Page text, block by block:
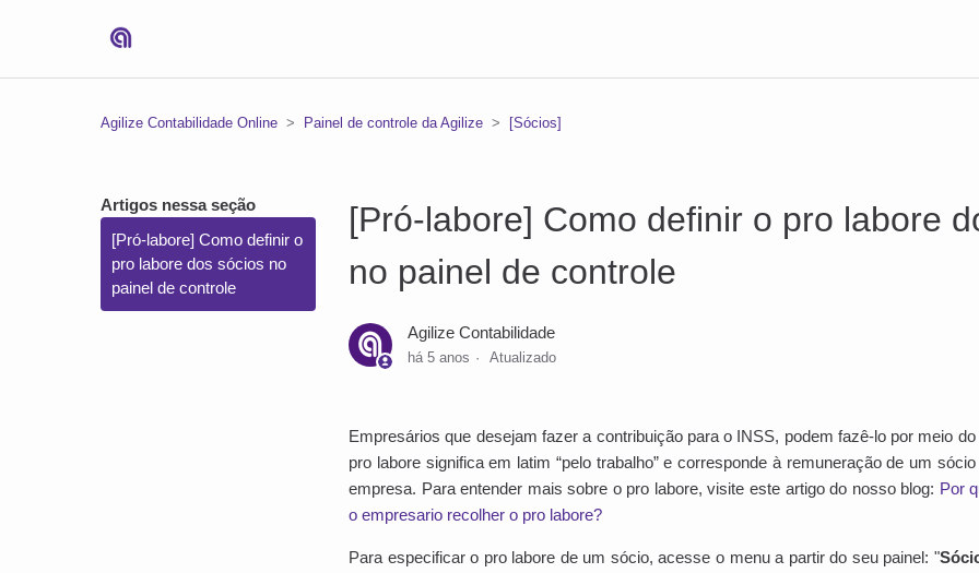
Agilize Contabilidade Online Painel de controle da Agilize [Sócios]
Artigos nessa seção
[Pró-labore] Como definir o
pro labore dos sócios no
painel de controle
[Pró-labore] Como definir o pro labore
no painel de controle
Agilize Contabilidade
há 5 anos Atualizado
Empresários que desejam fazer a contribuição para o INSS, podem fazê-lo por meio
pro labore significa em latim “pelo trabalho” e corresponde à remuneração de um
empresa. Para entender mais sobre o pro labore, visite este artigo do nosso blog: Por
o empresario recolher o pro labore?
Para especificar o pro labore de um sócio, acesse o menu a partir do seu painel: "